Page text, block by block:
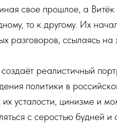
свое прошлое, а
то к другому. Их
разговоров, ссылаясь на
реалистичный
политики в
их усталости, цинизме и
с серостью будней